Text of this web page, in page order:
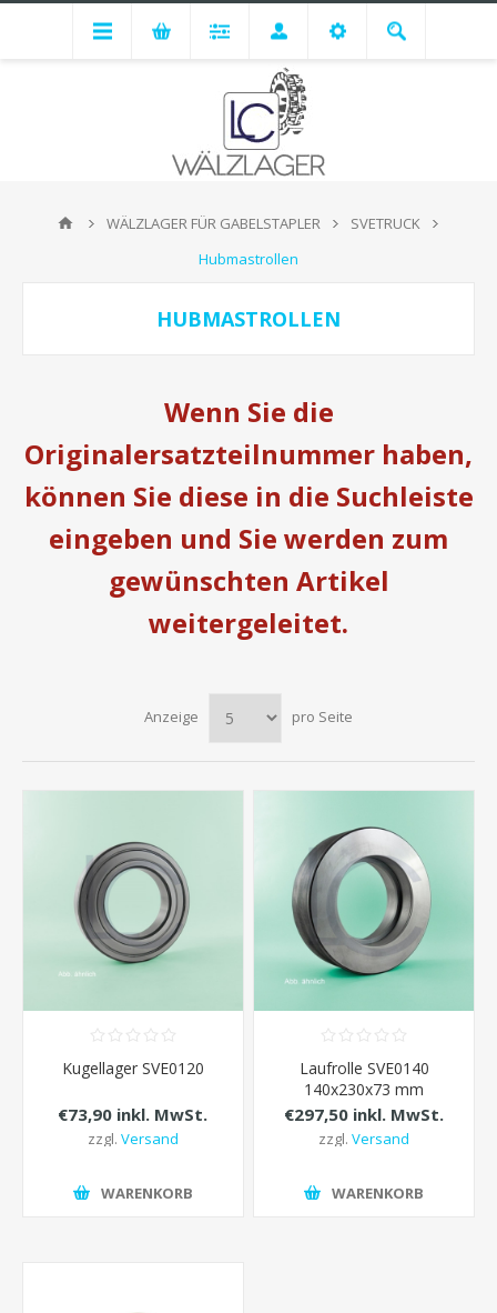
WÄLZLAGER FÜR GABELSTAPLER
SVETRUCK
Hubmastrollen
HUBMASTROLLEN
Wenn Sie die
Originalersatzteilnummer haben,
können Sie diese in die Suchleiste
eingeben und Sie werden zum
gewünschten Artikel
weitergeleitet.
Anzeige pro Seite
Kugellager SVE0120
€73,90 inkl. MwSt.
zzgl. Versand
WARENKORB
Laufrolle SVE0140
140x230x73 mm
€297,50 inkl. MwSt.
zzgl.Versand
WARENKORB